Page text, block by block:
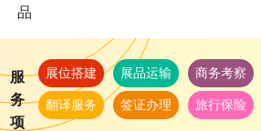
品
服
务
项
展位搭建 展品运输 商务考察
翻译服务 签证办理 旅行保险